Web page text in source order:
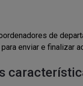
de
enviar e finalizar